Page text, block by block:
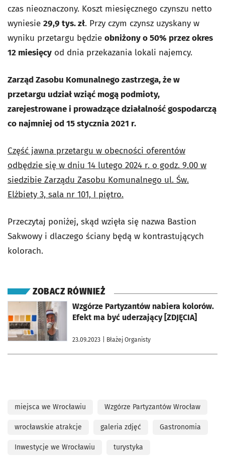
czas nieoznaczony. Koszt miesięcznego czynszu netto
wyniesie 29,9 tys. zł. Przy czym czynsz uzyskany w
wyniku przetargu będzie obniżony o 50% przez okres
12 miesięcy od dnia przekazania lokali najemcy.
Zarząd Zasobu Komunalnego zastrzega, że w
przetargu udział wziąć mogą podmioty,
zarejestrowane i prowadzące działalność gospodarczą
co najmniej od 15 stycznia 2021 r.
Część jawna przetargu w obecności oferentów
odbędzie się w dniu 14 lutego 2024 r. o godz. 9.00 w
siedzibie Zarządu Zasobu Komunalnego ul. Św.
Elżbiety 3, sala nr 101, I piętro.
Przeczytaj poniżej, skąd wzięła się nazwa Bastion
Sakwowy i dlaczego ściany będą w kontrastujących
kolorach.
ZOBACZ RÓWNIEŻ
Wzgórze Partyzantów nabiera kolorów.
Efekt ma być uderzający [ZDJĘCIA]
23.09.2023 | Błażej Organisty
otworzy się w nowej karcie
miejsca we Wrocławiu Wzgórze Partyzantów Wrocław
wrocławskie atrakcje galeria zdjęć Gastronomia
Inwestycje we Wrocławiu turystyka